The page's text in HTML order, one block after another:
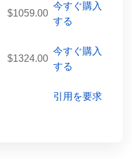
$1059.00
今すぐ購入
する
$1324.00
今すぐ購入
する
引用を要求